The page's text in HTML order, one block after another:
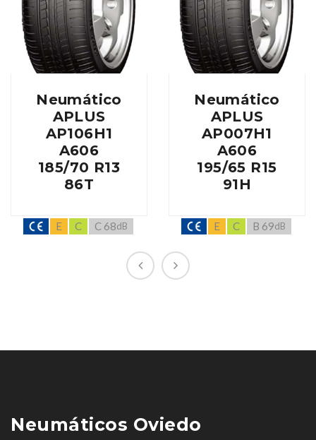
Neumático
APLUS
AP106H1
A606
185/70 R13
86T
E C C 68dB
Neumático
APLUS
AP007H1
A606
195/65 R15
91H
E C B 69dB
Neumáticos Oviedo